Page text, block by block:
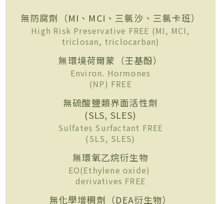
無防腐劑（MI、MCI、三氯沙、三氯卡班）
High Risk Preservative FREE (MI, MCI,
triclosan, triclocarban)
無環境荷爾蒙（壬基酚）
Environ. Hormones
(NP) FREE
無硫酸鹽類界面活性劑
(SLS, SLES)
Sulfates Surfactant FREE
(SLS, SLES)
無環氧乙烷衍生物
EO(Ethylene oxide)
derivatives FREE
無化學增稠劑（DEA衍生物）